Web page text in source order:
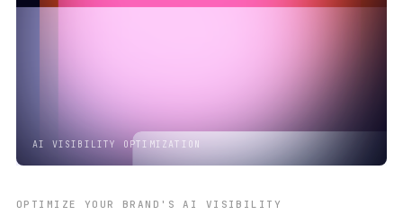
OPTIMIZE YOUR BRAND'S AI VISIBILITY
AI VISIBILITY OPTIMIZATION